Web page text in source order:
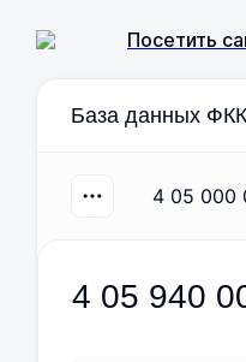
Посетить
База данных
4 05 000
4 05 940